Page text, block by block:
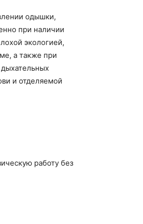
одышки,
при наличии
экологией,
а также при
и отделяемой
работу без